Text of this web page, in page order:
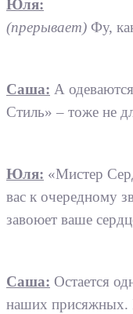
Юля:
(прерывает) Фу,
Саша: А
Стиль» – тоже не
Юля: «Мистер
вас к очередному
завоюет ваше
Саша: Остается
наших присяжных.